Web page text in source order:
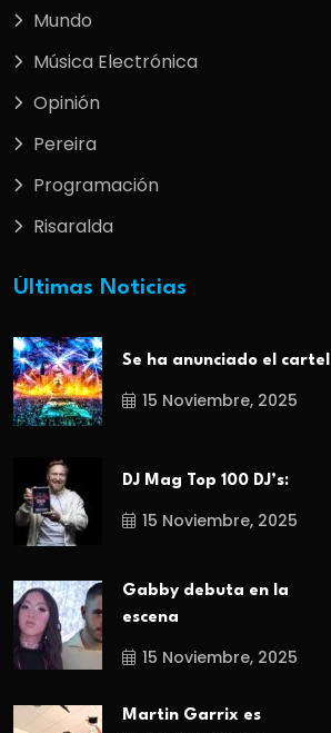
Mundo
Música Electrónica
Opinión
Pereira
Programación
Risaralda
Últimas Noticias
Se ha anunciado el cartel
15 Noviembre, 2025
DJ Mag Top 100 DJ’s:
15 Noviembre, 2025
Gabby debuta en la
escena
15 Noviembre, 2025
Martin Garrix es